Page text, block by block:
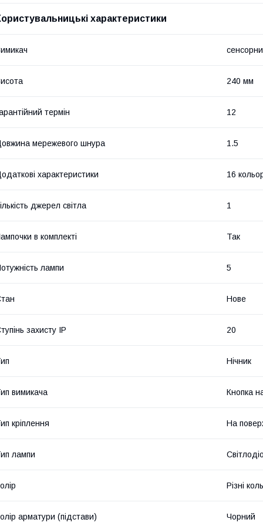
характеристики
240 мм
термін 12
мережевого шнура 1.5
характеристики 16
джерел світла 1
в комплекті Так
лампи 5
Нове
захисту IP 20
Нічник
вимикача Кнопка
кріплення На
лампи
Різні
арматури (підстави) Чорний